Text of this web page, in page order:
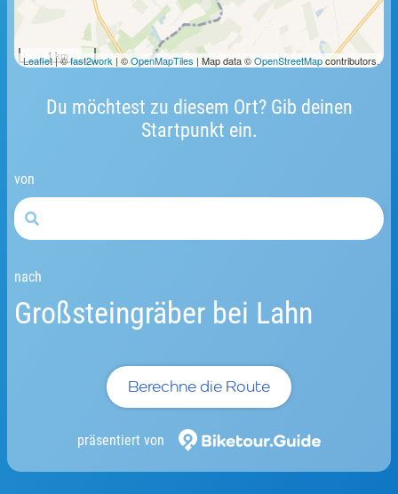
Du möchtest zu diesem Ort? Gib deinen
Startpunkt ein.
von
nach
Großsteingräber bei Lahn
Berechne die Route
präsentiert von
1 km
Leaflet| ©fast2work | ©OpenMapTiles | Map data ©OpenStreetMapcontributors.